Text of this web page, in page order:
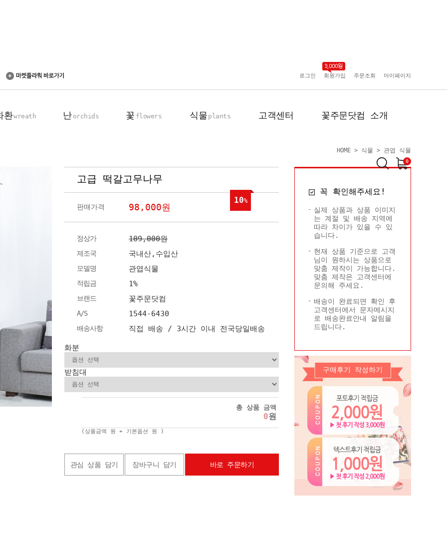
로그인 회원가입 주문조회 마이페이지
환wreath 난 orchids 꽃 flowers 식물 plants 고객센터 꽃주문닷컴 소개
0
하 화환
동양란
서양란
꽃다발
꽃바구니
장미100송이
관엽 식물
포토리뷰
회사 연혁
플로플로소개
회원사 현황
콜롬비아현황
HOME > 식물 > 관엽 식물
꼭 확인해주세요!
실제 상품과 상품 이미지
는 계절 및 배송 지역에
따라 차이가 있을 수 있
습니다.
현재 상품 기준으로 고객
님이 원하시는 상품으로
맞춤 제작이 가능합니다.
맞춤 제작은 고객센터에
문의해 주세요.
배송이 완료되면 확인 후
고객센터에서 문자메시지
로 배송완료안내 알림을
드립니다.
구매후기 작성하기
고급 떡갈고무나무
판매가격 98,000원
10%
정상가 109,000원
제조국 국내산,수입산
모델명 관엽식물
적립금 1%
브랜드 꽃주문닷컴
A/S 1544-6430
배송사항 직접 배송 / 3시간 이내 전국당일배송
화분
받침대
총 상품 금액
0원
(상품금액 원 + 기본옵션 원 )
관심 상품 담기 장바구니 담기 바로 주문하기